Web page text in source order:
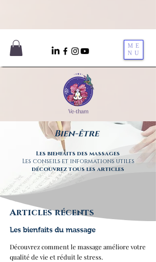
ME
NU
Bien-être
Les bienfaits des massages
Les conseils et informations utiles
découvrez tous les articles
Articles récents
Les bienfaits du massage
Découvrez comment le massage améliore votre
qualité de vie et réduit le stress.